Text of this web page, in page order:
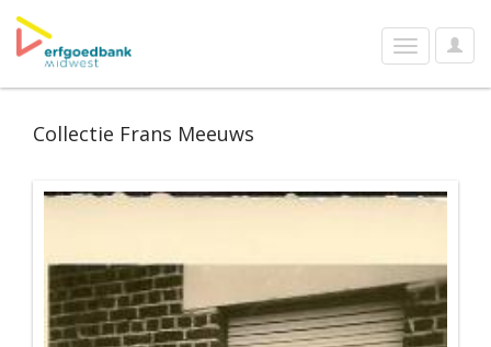
User
Toggle
navigation
Collectie Frans Meeuws